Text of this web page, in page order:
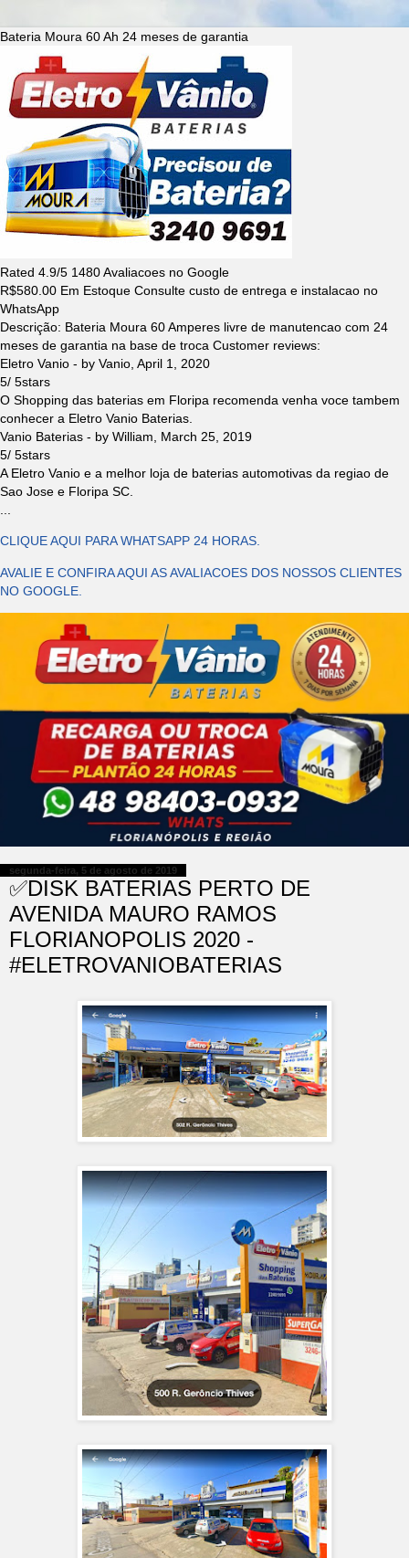
Bateria Moura 60 Ah 24 meses de garantia
Rated 4.9/5 1480Avaliacoes no Google
R$580.00 Em Estoque Consulte custo de entrega e instalacao no
WhatsApp
Descrição: Bateria Moura 60 Amperes livre de manutencao com 24
meses de garantia na base de troca Customer reviews:
Eletro Vanio - by Vanio April 1, 2020
5/ 5stars
O Shopping das baterias em Floripa recomenda venha voce tambem
conhecer a Eletro Vanio Baterias.
Vanio Baterias - by William
March 25, 2019
5/ 5stars
A Eletro Vanio e a melhor loja de baterias automotivas da regiao de
Sao Jose e Floripa SC.
CLIQUE AQUI PARA WHATSAPP 24 HORAS.
AVALIE E CONFIRA AQUI AS AVALIACOES DOS NOSSOS CLIENTES
NO GOOGLE.
segunda-feira, 5 de agosto de 2019
✅DISK BATERIAS PERTO DE
AVENIDA MAURO RAMOS
FLORIANOPOLIS 2020 -
#ELETROVANIOBATERIAS